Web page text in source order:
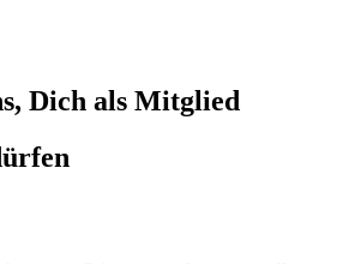
Dich als Mitglied